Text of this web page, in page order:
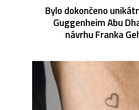
Bylo dokončeno
Guggenheim Abu
návrhu Franka